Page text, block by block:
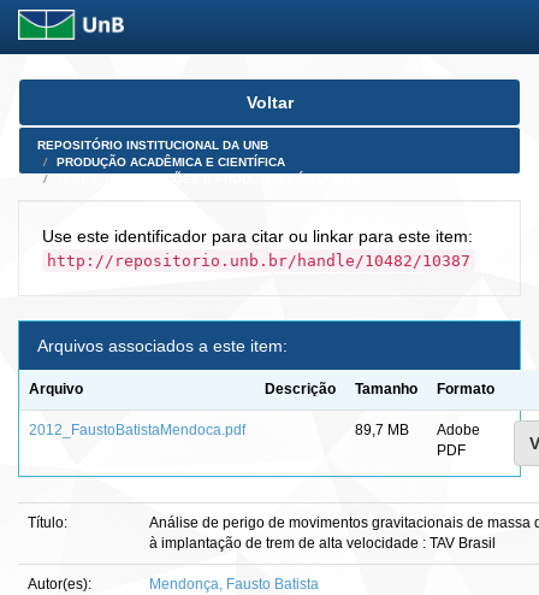
Skip
Voltar
REPOSITÓRIO INSTITUCIONAL DA UNB
PRODUÇÃO ACADÊMICA E CIENTÍFICA
Use este identificador para citar ou linkar para este item:
http://repositorio.unb.br/handle/10482/10387
Arquivos associados a este item:
Arquivo Descrição Tamanho Formato
2012_FaustoBatistaMendoca.pdf 89,7 MB
Adobe
PDF
Título:
Análise de perigo de movimentos gravitacionais de massa
à implantação de trem de alta velocidade : TAV Brasil
Autor(es): Mendonça, Fausto Batista